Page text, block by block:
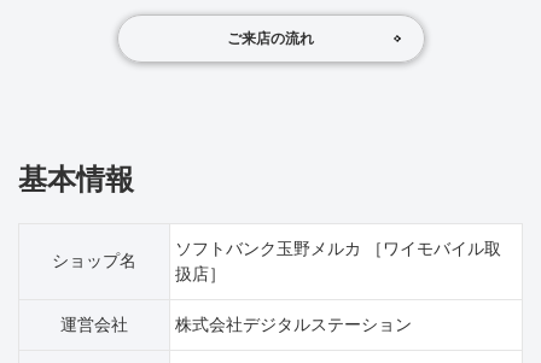
ご来店の流れ
基本情報
ショップ名
ソフトバンク玉野メルカ ［ワイモバイル取
扱店］
運営会社 株式会社デジタルステーション